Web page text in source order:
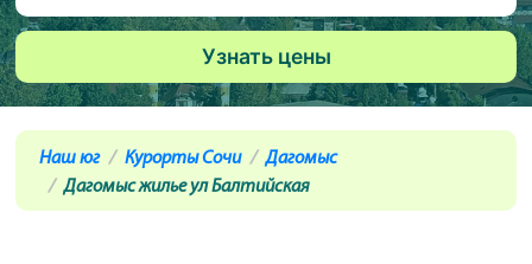
Наш юг Курорты Сочи
Дагомыс
Дагомыс жилье ул Балтийская